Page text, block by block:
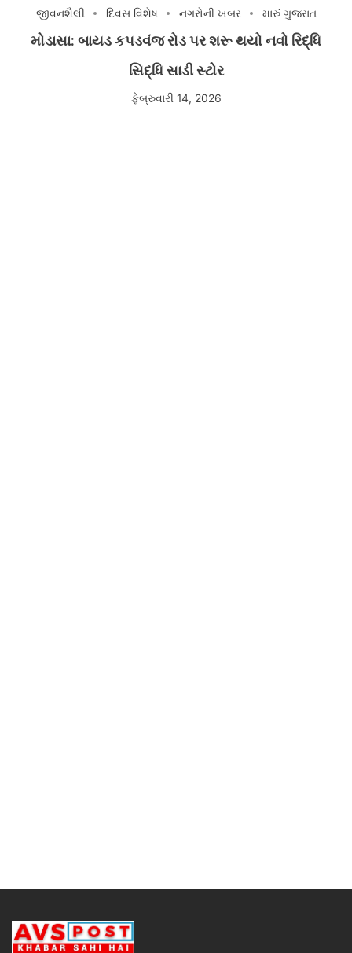
જીવનશૈલી દિવસ વિશેષ નગરોની ખબર મારું ગુજરાત
મોડાસા: બાયડ કપડવંજ રોડ પર શરૂ થયો નવો રિદ્ધિ
સિદ્ધિ સાડી સ્ટોર
ફેબ્રુવારી 14, 2026